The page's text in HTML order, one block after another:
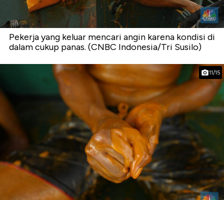
Pekerja yang keluar mencari angin karena kondisi di
dalam cukup panas. (CNBC Indonesia/Tri Susilo)
11/15